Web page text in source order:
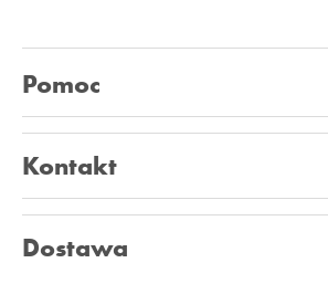
Pomoc
Kontakt
Dostawa